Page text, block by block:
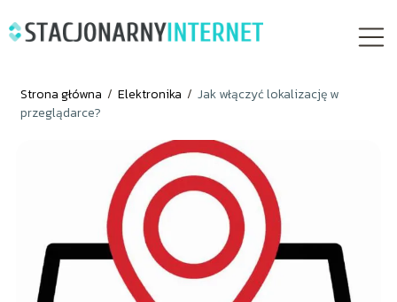
Strona główna / Elektronika / Jak włączyć lokalizację w
przeglądarce?